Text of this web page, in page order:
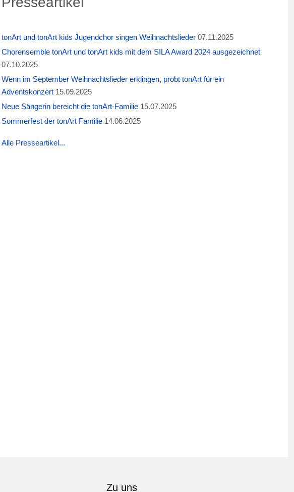
tonArt und tonArt kids Jugendchor singen Weihnachtslieder 07.11.2025
Chorensemble tonArt und tonArt kids mit dem SILA Award 2024 ausgezeichnet
07.10.2025
Wenn im September Weihnachtslieder erklingen, probt tonArt für ein
Adventskonzert 15.09.2025
Neue Sängerin bereicht die tonArt-Familie 15.07.2025
Sommerfest der tonArt Familie 14.06.2025
Alle Presseartikel...
Zu uns